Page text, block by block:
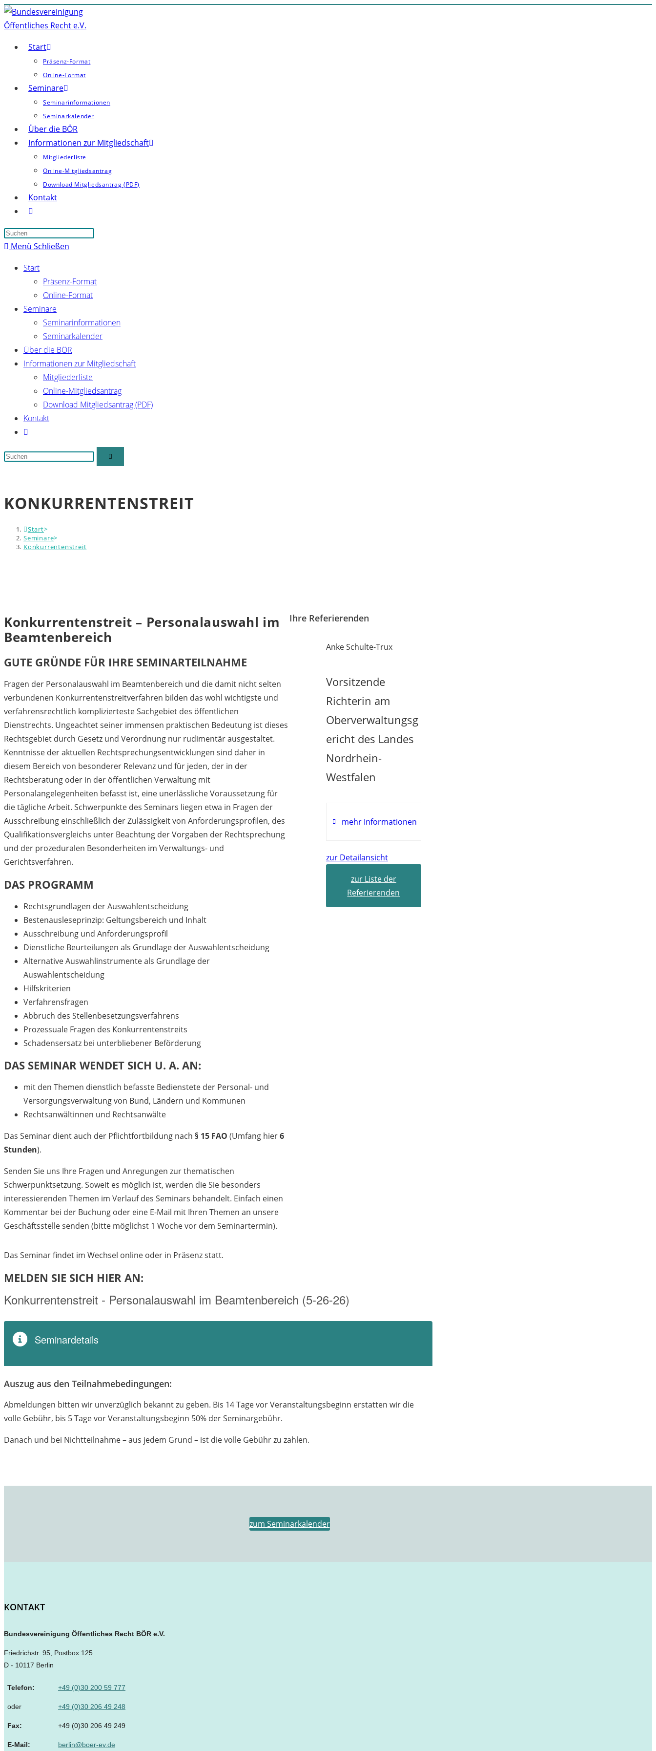
Zum
Inhalt
Start
Präsenz-Format
Online-Format
Seminare
Seminarinformationen
Seminarkalender
Über die BÖR
Informationen zur Mitgliedschaft
Mitgliederliste
Online-Mitgliedsantrag
Download Mitgliedsantrag (PDF)
Kontakt
Website-
umschalten
Press
the
Menü Schließen
Start
Präsenz-Format
Online-Format
Seminare
Seminarinformationen
Seminarkalender
Über die BÖR
Informationen zur Mitgliedschaft
Mitgliederliste
Online-Mitgliedsantrag
Download Mitgliedsantrag (PDF)
Kontakt
Website-
umschalten
Diese
KONKURRENTENSTREIT
Start>
Seminare>
Konkurrentenstreit
Konkurrentenstreit – Personalauswahl im
Beamtenbereich
GUTE GRÜNDE FÜR IHRE SEMINARTEILNAHME
Fragen der Personalauswahl im Beamtenbereich und die damit nicht selten
verbundenen Konkurrentenstreitverfahren bilden das wohl wichtigste und
verfahrensrechtlich komplizierteste Sachgebiet des öffentlichen
Dienstrechts. Ungeachtet seiner immensen praktischen Bedeutung ist dieses
Rechtsgebiet durch Gesetz und Verordnung nur rudimentär ausgestaltet.
Kenntnisse der aktuellen Rechtsprechungsentwicklungen sind daher in
diesem Bereich von besonderer Relevanz und für jeden, der in der
Rechtsberatung oder in der öffentlichen Verwaltung mit
Personalangelegenheiten befasst ist, eine unerlässliche Voraussetzung für
die tägliche Arbeit. Schwerpunkte des Seminars liegen etwa in Fragen der
Ausschreibung einschließlich der Zulässigkeit von Anforderungsprofilen, des
Qualifikationsvergleichs unter Beachtung der Vorgaben der Rechtsprechung
und der prozeduralen Besonderheiten im Verwaltungs- und
Gerichtsverfahren.
DAS PROGRAMM
Rechtsgrundlagen der Auswahlentscheidung
Bestenausleseprinzip: Geltungsbereich und Inhalt
Ausschreibung und Anforderungsprofil
Dienstliche Beurteilungen als Grundlage der Auswahlentscheidung
Alternative Auswahlinstrumente als Grundlage der
Auswahlentscheidung
Hilfskriterien
Verfahrensfragen
Abbruch des Stellenbesetzungsverfahrens
Prozessuale Fragen des Konkurrentenstreits
Schadensersatz bei unterbliebener Beförderung
DAS SEMINAR WENDET SICH U. A. AN:
mit den Themen dienstlich befasste Bedienstete der Personal- und
Versorgungsverwaltung von Bund, Ländern und Kommunen
Rechtsanwältinnen und Rechtsanwälte
Das Seminar dient auch der Pflichtfortbildung nach § 15 FAO (Umfang hier6
Stunden).
Senden Sie uns Ihre Fragen und Anregungen zur thematischen
Schwerpunktsetzung. Soweit es möglich ist, werden die Sie besonders
interessierenden Themen im Verlauf des Seminars behandelt. Einfach einen
Kommentar bei der Buchung oder eine E-Mail mit Ihren Themen an unsere
Geschäftsstelle senden (bitte möglichst 1 Woche vor dem Seminartermin).
Ihre Referierenden
Anke Schulte-Trux
Vorsitzende
Richterin am
Oberverwaltungsg
ericht des Landes
Nordrhein-
Westfalen
mehr Informationen
FrauAnke
Schulte-Truxist
seit 2017
n Themen.
zur Detailansicht
zur Liste der
Referierenden
Das Seminar findet im Wechsel online oder in Präsenz statt.
MELDEN SIE SICH HIER AN:
Auszug aus den Teilnahmebedingungen:
Abmeldungen bitten wir unverzüglich bekannt zu geben. Bis 14 Tage vor Veranstaltungsbeginn erstatten wir die
volle Gebühr, bis 5 Tage vor Veranstaltungsbeginn 50% der Seminargebühr.
Danach und bei Nichtteilnahme – aus jedem Grund – ist die volle Gebühr zu zahlen.
zum Seminarkalender
KONTAKT
Bundesvereinigung Öffentliches Recht BÖR e.V.
Friedrichstr. 95, Postbox 125
D - 10117 Berlin
Telefon: +49 (0)30 200 59 777
oder +49 (0)30 206 49 248
Fax: +49 (0)30 206 49 249
E-Mail: berlin@boer-ev.de